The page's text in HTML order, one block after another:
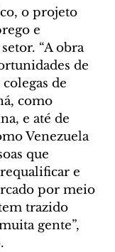
o projeto
e
“A obra
de
de
como
e até de
Venezuela
que
e
por meio
trazido
gente”,